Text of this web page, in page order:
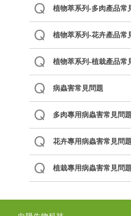
植物萃系列-多肉產品常
植物萃系列-花卉產品常
植物萃系列-植栽產品常
病蟲害常見問題
多肉專用病蟲害常見問題
花卉專用病蟲害常見問題
植栽專用病蟲害常見問題